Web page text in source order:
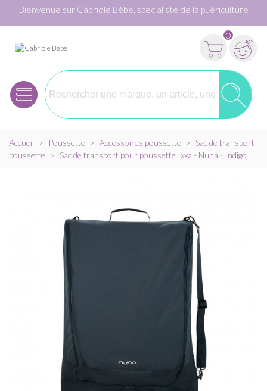
Bienvenue sur Cabriole Bébé, spécialiste de la puériculture
0
Accueil > Poussette > Accessoires poussette > Sac de transport
poussette
> Sac de transport pour poussette Ixxa - Nuna - Indigo